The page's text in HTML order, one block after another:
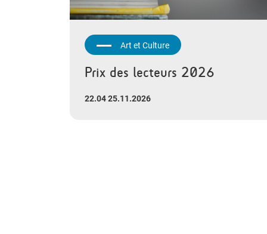
Art et Culture
Prix des lecteurs 2026
22.04 25.11.2026